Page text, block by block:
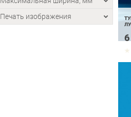
Печать изображения